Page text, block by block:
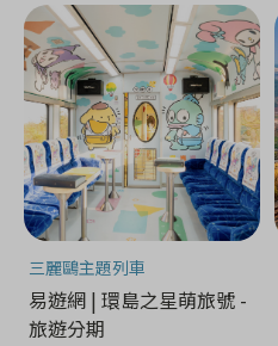
三麗鷗主題列車
易遊網 | 環島之星萌旅號 -
旅遊分期